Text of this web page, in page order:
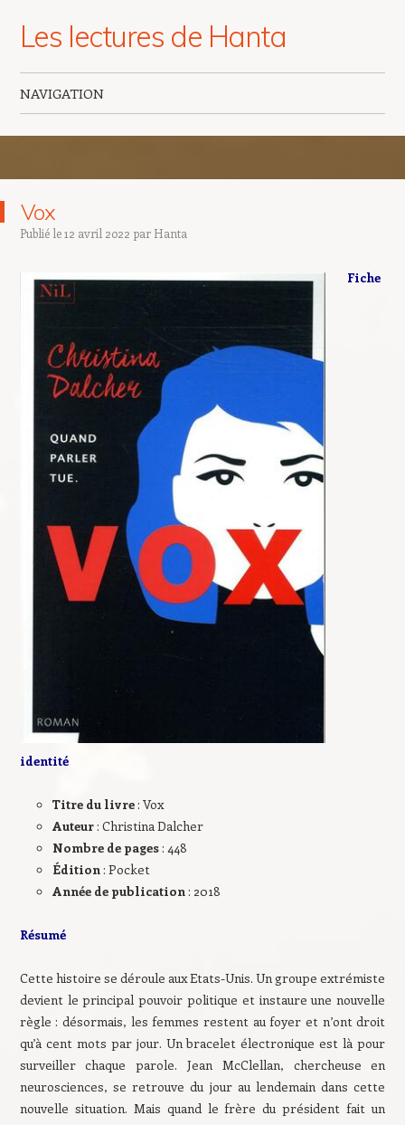
Les lectures de Hanta
NAVIGATION
Vox
Publié le12 avril 2022 par Hanta
Fiche
identité
Titre du livre: Vox
Auteur: Christina Dalcher
Nombre de pages: 448
Édition: Pocket
Année de publication: 2018
Résumé
Cette histoire se déroule aux Etats-Unis. Un groupe extrémiste
devient le principal pouvoir politique et instaure une nouvelle
règle : désormais, les femmes restent au foyer et n’ont droit
qu’à cent mots par jour. Un bracelet électronique est là pour
surveiller chaque parole. Jean McClellan, chercheuse en
neurosciences, se retrouve du jour au lendemain dans cette
nouvelle situation. Mais quand le frère du président fait un